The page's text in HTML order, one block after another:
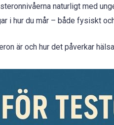
naturligt med
i hur du mår – både fysiskt
är och hur det påverkar